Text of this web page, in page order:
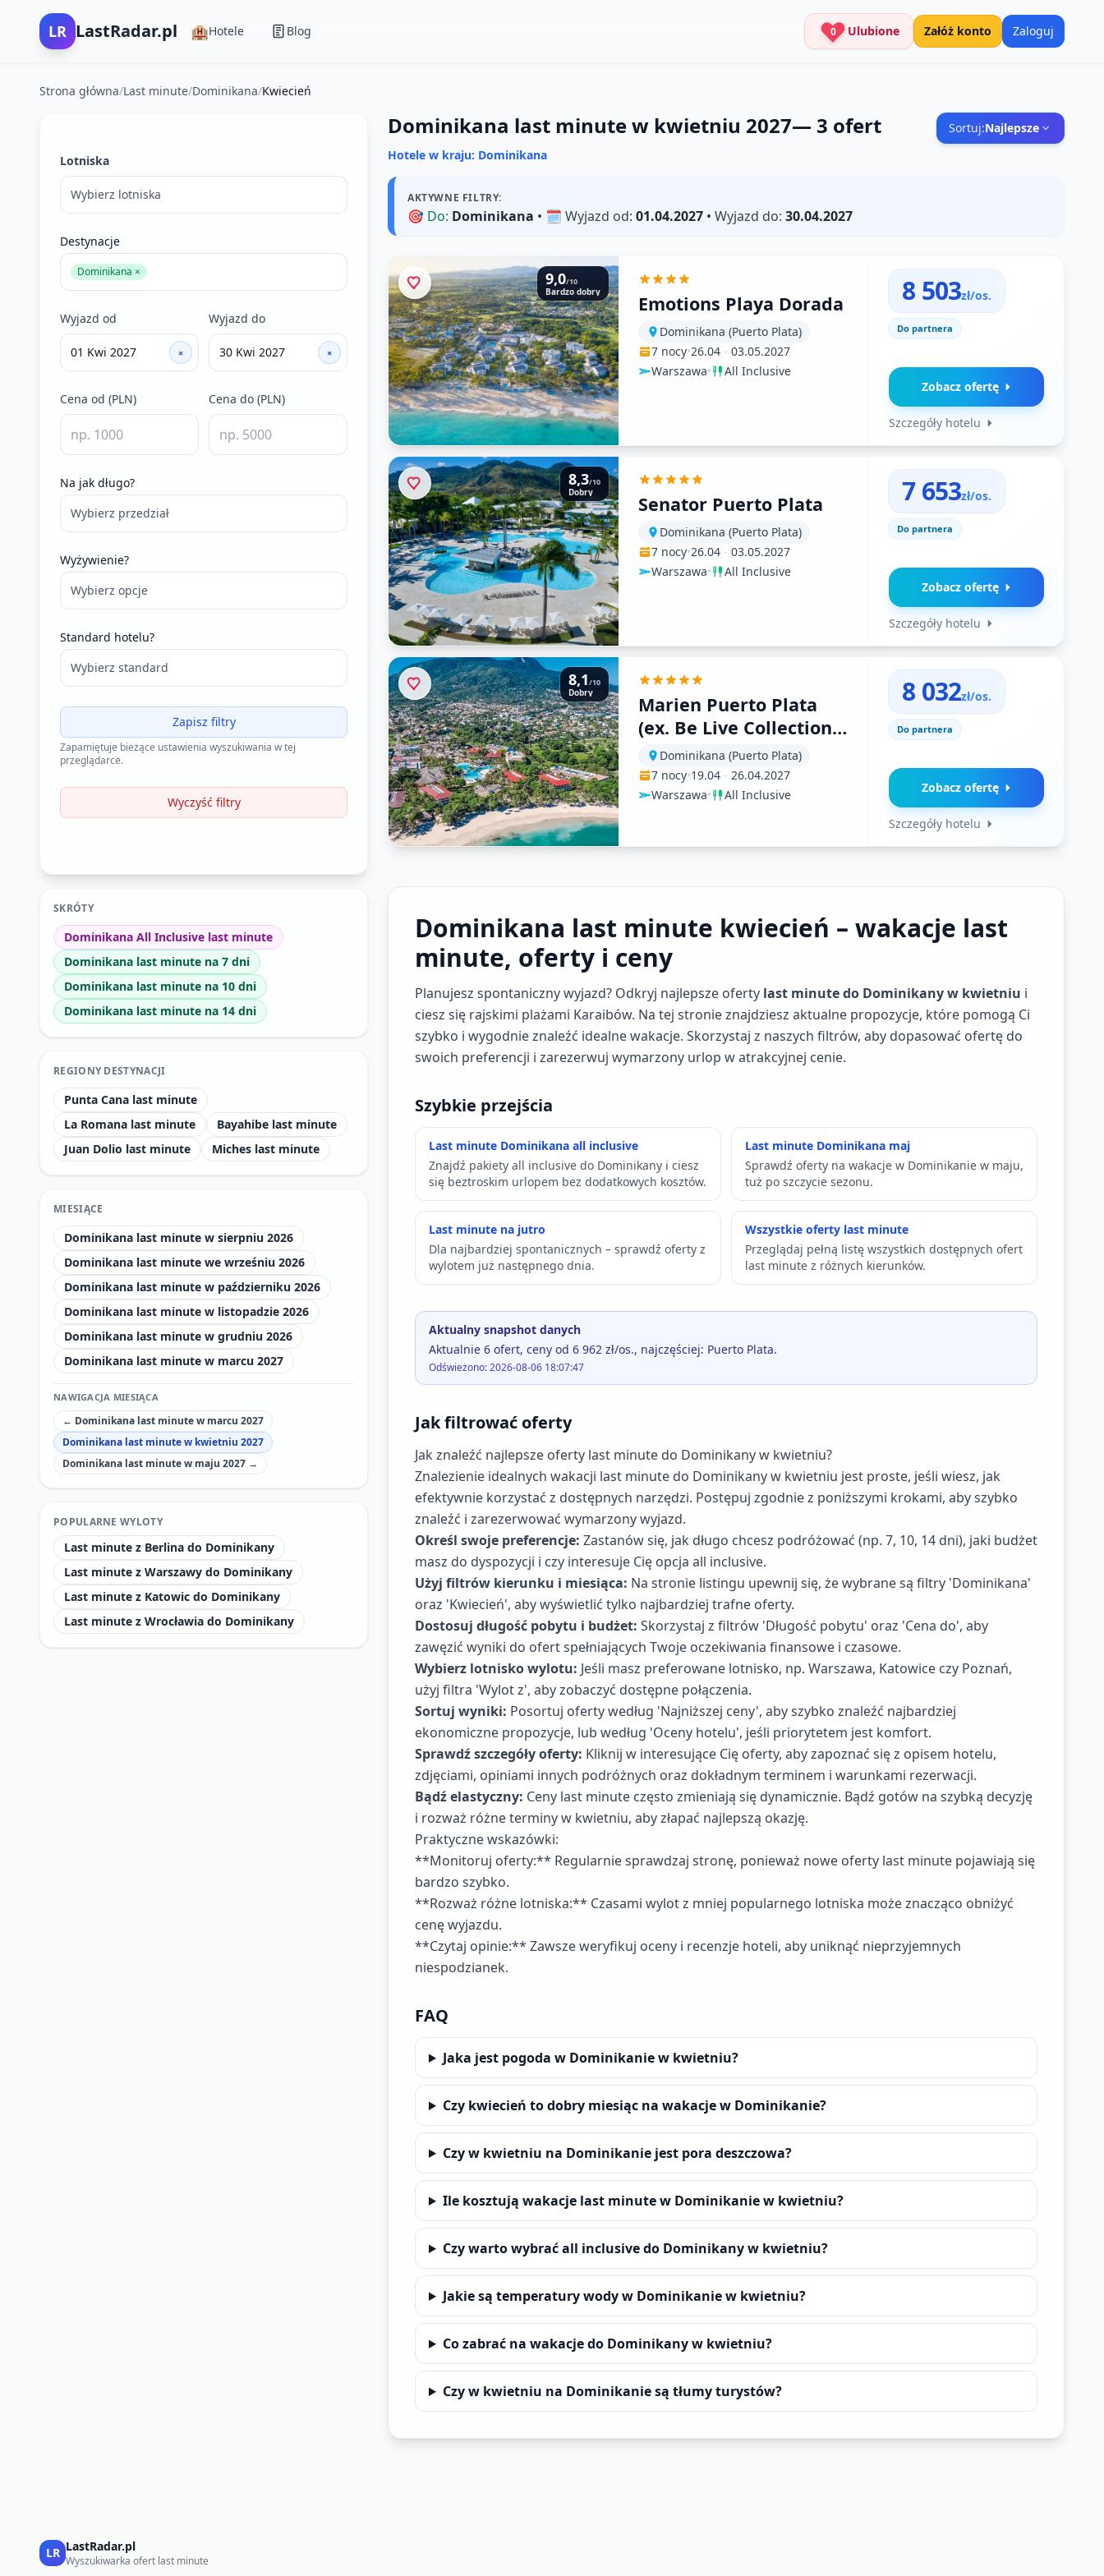
LR LastRadar.pl 🏨Hotele Blog 0 Ulubione Załóż konto Zaloguj
Strona główna/Last minute/Dominikana/Kwiecień
Lotniska
Wybierz lotniska
Destynacje
Dominikana ×
Wyjazd od
×
Wyjazd do
×
Cena od (PLN) Cena do (PLN)
Na jak długo?
Wybierz przedział
Wyżywienie?
Wybierz opcje
Standard hotelu?
Wybierz standard
Zapisz filtry
Zapamiętuje bieżące ustawienia wyszukiwania w tej
przeglądarce.
Wyczyść filtry
SKRÓTY
Dominikana All Inclusive last minute
Dominikana last minute na 7 dni
Dominikana last minute na 10 dni
Dominikana last minute na 14 dni
REGIONY DESTYNACJI
Punta Cana last minute
La Romana last minute
Bayahibe last minute
Juan Dolio last minute
Miches last minute
MIESIĄCE
Dominikana last minute w sierpniu 2026
Dominikana last minute we wrześniu 2026
Dominikana last minute w październiku 2026
Dominikana last minute w listopadzie 2026
Dominikana last minute w grudniu 2026
Dominikana last minute w marcu 2027
NAWIGACJA MIESIĄCA
← Dominikana last minute w marcu 2027
Dominikana last minute w kwietniu 2027
Dominikana last minute w maju 2027 →
POPULARNE WYLOTY
Last minute z Berlina do Dominikany
Last minute z Warszawy do Dominikany
Last minute z Katowic do Dominikany
Last minute z Wrocławia do Dominikany
Dominikana last minute w kwietniu 2027— 3 ofert Sortuj:Najlepsze
Hotele w kraju: Dominikana
AKTYWNE FILTRY:
🎯 Do: Dominikana • 🗓️ Wyjazd od: 01.04.2027 • Wyjazd do: 30.04.2027
9,0/10
Bardzo dobry Emotions Playa Dorada
Dominikana (Puerto Plata)
7 nocy•26.04 - 03.05.2027
Warszawa• All Inclusive
8 503zł/os.
Do partnera
Zobacz ofertę
Szczegóły hotelu
8,3/10
Dobry Senator Puerto Plata
Dominikana (Puerto Plata)
7 nocy•26.04 - 03.05.2027
Warszawa• All Inclusive
7 653zł/os.
Do partnera
Zobacz ofertę
Szczegóły hotelu
8,1/10
Dobry
Marien Puerto Plata
(ex. Be Live Collection
Marien)
Dominikana (Puerto Plata)
7 nocy•19.04 - 26.04.2027
Warszawa• All Inclusive
8 032zł/os.
Do partnera
Zobacz ofertę
Szczegóły hotelu
Dominikana last minute kwiecień – wakacje last
minute, oferty i ceny
Planujesz spontaniczny wyjazd? Odkryj najlepsze oferty last minute do Dominikany w kwietniu i
ciesz się rajskimi plażami Karaibów. Na tej stronie znajdziesz aktualne propozycje, które pomogą Ci
szybko i wygodnie znaleźć idealne wakacje. Skorzystaj z naszych filtrów, aby dopasować ofertę do
swoich preferencji i zarezerwuj wymarzony urlop w atrakcyjnej cenie.
Szybkie przejścia
Last minute Dominikana all inclusive
Znajdź pakiety all inclusive do Dominikany i ciesz
się beztroskim urlopem bez dodatkowych kosztów.
Last minute Dominikana maj
Sprawdź oferty na wakacje w Dominikanie w maju,
tuż po szczycie sezonu.
Last minute na jutro
Dla najbardziej spontanicznych – sprawdź oferty z
wylotem już następnego dnia.
Wszystkie oferty last minute
Przeglądaj pełną listę wszystkich dostępnych ofert
last minute z różnych kierunków.
Aktualny snapshot danych
Aktualnie 6 ofert, ceny od 6 962 zł/os., najczęściej: Puerto Plata.
Odświeżono: 2026-08-06 18:07:47
Jak filtrować oferty
Jak znaleźć najlepsze oferty last minute do Dominikany w kwietniu?
Znalezienie idealnych wakacji last minute do Dominikany w kwietniu jest proste, jeśli wiesz, jak
efektywnie korzystać z dostępnych narzędzi. Postępuj zgodnie z poniższymi krokami, aby szybko
znaleźć i zarezerwować wymarzony wyjazd.
Określ swoje preferencje: Zastanów się, jak długo chcesz podróżować (np. 7, 10, 14 dni), jaki budżet
masz do dyspozycji i czy interesuje Cię opcja all inclusive.
Użyj filtrów kierunku i miesiąca: Na stronie listingu upewnij się, że wybrane są filtry 'Dominikana'
oraz 'Kwiecień', aby wyświetlić tylko najbardziej trafne oferty.
Dostosuj długość pobytu i budżet: Skorzystaj z filtrów 'Długość pobytu' oraz 'Cena do', aby
zawęzić wyniki do ofert spełniających Twoje oczekiwania finansowe i czasowe.
Wybierz lotnisko wylotu: Jeśli masz preferowane lotnisko, np. Warszawa, Katowice czy Poznań,
użyj filtra 'Wylot z', aby zobaczyć dostępne połączenia.
Sortuj wyniki: Posortuj oferty według 'Najniższej ceny', aby szybko znaleźć najbardziej
ekonomiczne propozycje, lub według 'Oceny hotelu', jeśli priorytetem jest komfort.
Sprawdź szczegóły oferty: Kliknij w interesujące Cię oferty, aby zapoznać się z opisem hotelu,
zdjęciami, opiniami innych podróżnych oraz dokładnym terminem i warunkami rezerwacji.
Bądź elastyczny: Ceny last minute często zmieniają się dynamicznie. Bądź gotów na szybką decyzję
i rozważ różne terminy w kwietniu, aby złapać najlepszą okazję.
Praktyczne wskazówki:
**Monitoruj oferty:** Regularnie sprawdzaj stronę, ponieważ nowe oferty last minute pojawiają się
bardzo szybko.
**Rozważ różne lotniska:** Czasami wylot z mniej popularnego lotniska może znacząco obniżyć
cenę wyjazdu.
**Czytaj opinie:** Zawsze weryfikuj oceny i recenzje hoteli, aby uniknąć nieprzyjemnych
niespodzianek.
FAQ
Jaka jest pogoda w Dominikanie w kwietniu?
Czy kwiecień to dobry miesiąc na wakacje w Dominikanie?
Czy w kwietniu na Dominikanie jest pora deszczowa?
Ile kosztują wakacje last minute w Dominikanie w kwietniu?
Czy warto wybrać all inclusive do Dominikany w kwietniu?
Jakie są temperatury wody w Dominikanie w kwietniu?
Co zabrać na wakacje do Dominikany w kwietniu?
Czy w kwietniu na Dominikanie są tłumy turystów?
LR LastRadar.pl
Wyszukiwarka ofert last minute